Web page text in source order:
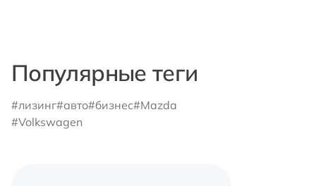
Популярные теги
#лизинг#авто#бизнес#Mazda
#Volkswagen